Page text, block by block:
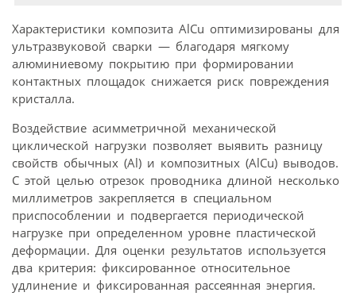
Характеристики композита AlCu оптимизированы для
ультразвуковой сварки — благодаря мягкому
алюминиевому покрытию при формировании
контактных площадок снижается риск повреждения
кристалла.
Воздействие асимметричной механической
циклической нагрузки позволяет выявить разницу
свойств обычных (Al) и композитных (AlCu) выводов.
С этой целью отрезок проводника длиной несколько
миллиметров закрепляется в специальном
приспособлении и подвергается периодической
нагрузке при определенном уровне пластической
деформации. Для оценки результатов используется
два критерия: фиксированное относительное
удлинение и фиксированная рассеянная энергия.